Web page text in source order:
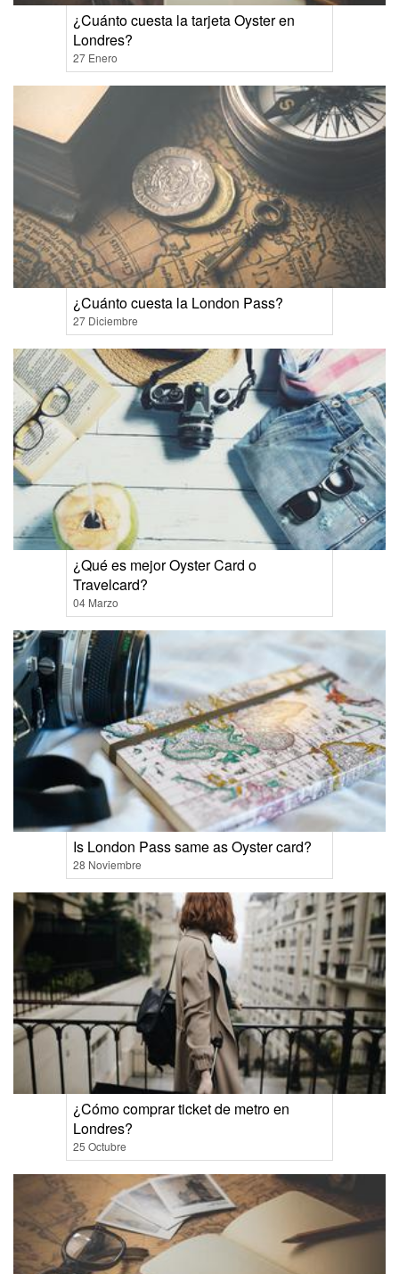
¿Cuánto cuesta la tarjeta Oyster en
Londres?
27 Enero
¿Cuánto cuesta la London Pass?
27 Diciembre
¿Qué es mejor Oyster Card o
Travelcard?
04 Marzo
Is London Pass same as Oyster card?
28 Noviembre
¿Cómo comprar ticket de metro en
Londres?
25 Octubre